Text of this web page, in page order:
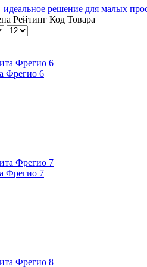
решение для малых
Рейтинг Код Товара
Фрегио 6
Фрегио 7